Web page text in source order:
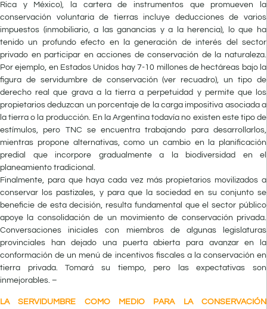
Rica y México), la cartera de instrumentos que promueven la
conservación voluntaria de tierras incluye deducciones de varios
impuestos (inmobiliario, a las ganancias y a la herencia), lo que ha
tenido un profundo efecto en la generación de interés del sector
privado en participar en acciones de conservación de la naturaleza.
Por ejemplo, en Estados Unidos hay 7-10 millones de hectáreas bajo la
figura de servidumbre de conservación (ver recuadro), un tipo de
derecho real que grava a la tierra a perpetuidad y permite que los
propietarios deduzcan un porcentaje de la carga impositiva asociada a
la tierra o la producción. En la Argentina todavía no existen este tipo de
estímulos, pero TNC se encuentra trabajando para desarrollarlos,
mientras propone alternativas, como un cambio en la planificación
predial que incorpore gradualmente a la biodiversidad en el
planeamiento tradicional.
Finalmente, para que haya cada vez más propietarios movilizados a
conservar los pastizales, y para que la sociedad en su conjunto se
beneficie de esta decisión, resulta fundamental que el sector público
apoye la consolidación de un movimiento de conservación privada.
Conversaciones iniciales con miembros de algunas legislaturas
provinciales han dejado una puerta abierta para avanzar en la
conformación de un menú de incentivos fiscales a la conservación en
tierra privada. Tomará su tiempo, pero las expectativas son
inmejorables. –
LA SERVIDUMBRE COMO MEDIO PARA LA CONSERVACIÓN